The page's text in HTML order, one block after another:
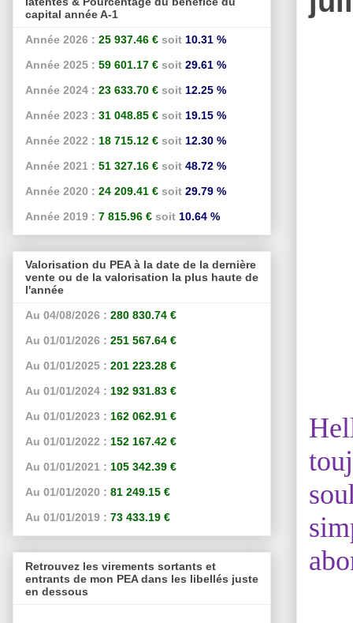
capital année A-1
Année 2026 : 25 937.46 € soit 10.31 %
Année 2025 : 59 601.17 € soit 29.61 %
Année 2024 : 23 633.70 € soit 12.25 %
Année 2023 : 31 048.85 € soit 19.15 %
Année 2022 : 18 715.12 € soit 12.30 %
Année 2021 : 51 327.16 € soit 48.72 %
Année 2020 : 24 209.41 € soit 29.79 %
Année 2019 : 7 815.96 € soit 10.64 %
Valorisation du PEA à la date de la dernière
vente ou de la valorisation la plus haute de
l'année
Au 04/08/2026 : 280 830.74 €
Au 01/01/2026 : 251 567.64 €
Au 01/01/2025 : 201 223.28 €
Au 01/01/2024 : 192 931.83 €
Au 01/01/2023 : 162 062.91 €
Au 01/01/2022 : 152 167.42 €
Au 01/01/2021 : 105 342.39 €
Au 01/01/2020 : 81 249.15 €
Au 01/01/2019 : 73 433.19 €
Retrouvez les virements sortants et
entrants de mon PEA dans les libellés juste
en dessous